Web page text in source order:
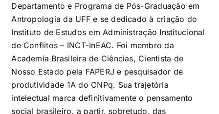
Departamento e Programa de Pós-Graduação em
Antropologia da UFF e se dedicado à criação do
Instituto de Estudos em Administração Institucional
de Conflitos – INCT-InEAC. Foi membro da
Academia Brasileira de Ciências, Cientista de
Nosso Estado pela FAPERJ e pesquisador de
produtividade 1A do CNPq. Sua trajetória
intelectual marca definitivamente o pensamento
social brasileiro, a partir, sobretudo, das